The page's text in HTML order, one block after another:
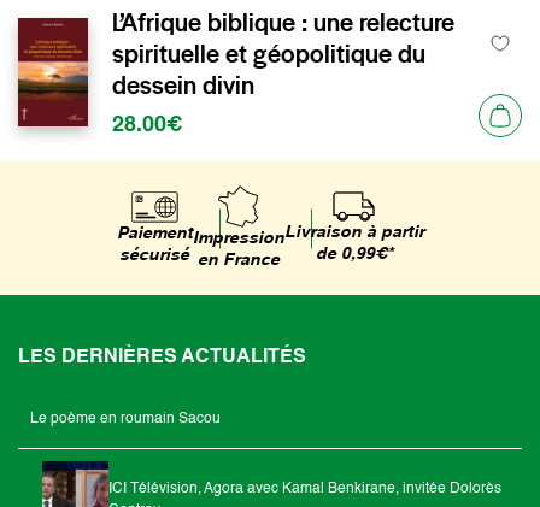
L’Afrique biblique : une relecture
spirituelle et géopolitique du
dessein divin
28.00€
Paiement
sécurisé
Impression
en France
Livraison à partir
de 0,99€*
LES DERNIÈRES ACTUALITÉS
Le poème en roumain Sacou
ICI Télévision, Agora avec Kamal Benkirane, invitée Dolorès